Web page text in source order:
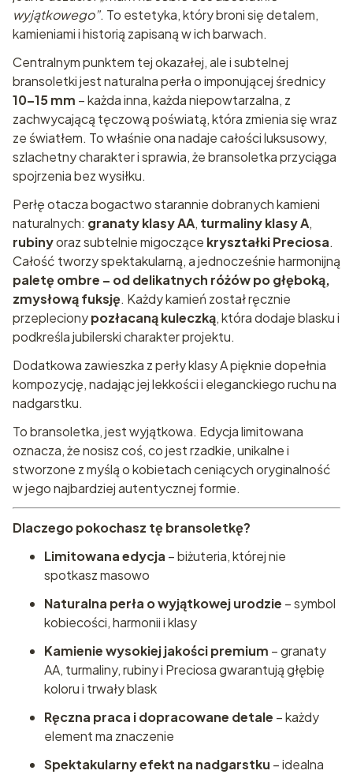
wyjątkowego”. To estetyka, który broni się detalem,
kamieniami i historią zapisaną w ich barwach.
Centralnym punktem tej okazałej, ale i subtelnej
bransoletki jest naturalna perła o imponującej średnicy
10–15 mm – każda inna, każda niepowtarzalna, z
zachwycającą tęczową poświatą, która zmienia się wraz
ze światłem. To właśnie ona nadaje całości luksusowy,
szlachetny charakter i sprawia, że bransoletka przyciąga
spojrzenia bez wysiłku.
Perłę otacza bogactwo starannie dobranych kamieni
naturalnych: granaty klasy AA, turmaliny klasy A,
rubinyoraz subtelnie migoczące kryształki Preciosa.
Całość tworzy spektakularną, a jednocześnie harmonijną
paletę ombre – od delikatnych różów po głęboką,
zmysłową fuksję. Każdy kamień został ręcznie
przeplecionypozłacaną kuleczką, która dodaje blasku i
podkreśla jubilerski charakter projektu.
Dodatkowa zawieszka z perły klasy A pięknie dopełnia
kompozycję, nadając jej lekkości i eleganckiego ruchu na
nadgarstku.
To bransoletka, jest wyjątkowa. Edycja limitowana
oznacza, że nosisz coś, co jest rzadkie, unikalne i
stworzone z myślą o kobietach ceniących oryginalność
w jego najbardziej autentycznej formie.
Dlaczego pokochasz tę bransoletkę?
Limitowana edycja – biżuteria, której nie
spotkasz masowo
Naturalna perła o wyjątkowej urodzie – symbol
kobiecości, harmonii i klasy
Kamienie wysokiej jakości premium – granaty
AA, turmaliny, rubiny i Preciosa gwarantują głębię
koloru i trwały blask
Ręczna praca i dopracowane detale – każdy
element ma znaczenie
Spektakularny efekt na nadgarstku – idealna